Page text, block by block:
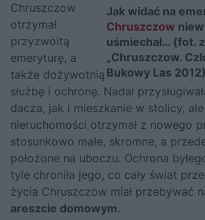
Jak widać na
Chruszczow
uśmiechał… (fot.
„Chruszczow.
Bukowy Las
Chruszczow
otrzymał
przyzwoitą
emeryturę, a
także dożywotnią
służbę i ochronę. Nadal
dacza, jak i mieszkanie w stolicy,
nieruchomości otrzymał z nowego
stosunkowo małe, skromne, a
położone na uboczu. Ochrona
tyle chroniła jego, co cały świat
życia Chruszczow miał przebywać
areszcie domowym.